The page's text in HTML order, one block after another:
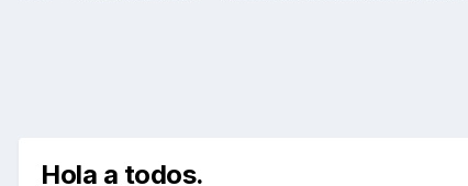
Hola a todos.